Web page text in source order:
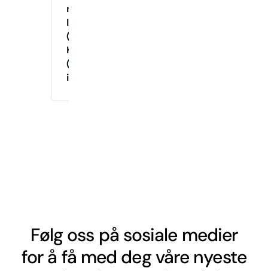
med
Instruktør
(Tirsdag
Kveld)
(Drop-
in)
Følg oss på sosiale medier
for å få med deg våre nyeste